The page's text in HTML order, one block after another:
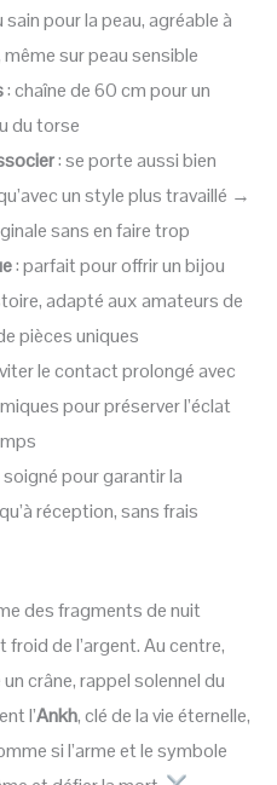
sain pour la peau, agréable à
sur peau sensible
: chaîne de 60 cm pour un
du torse
: se porte aussi bien
un style plus travaillé →
sans en faire trop
: parfait pour offrir un bijou
adapté aux amateurs de
pièces uniques
le contact prolongé avec
pour préserver l’éclat
soigné pour garantir la
réception, sans frais
des fragments de nuit
froid de l’argent. Au centre,
crâne, rappel solennel du
l’Ankh, clé de la vie éternelle,
si l’arme et le symbole